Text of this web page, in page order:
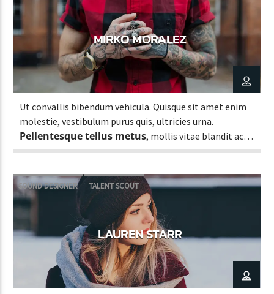
MIRKO MORALEZ
Ut convallis bibendum vehicula. Quisque sit amet enim
molestie, vestibulum purus quis, ultricies urna.
Pellentesque tellus metus, mollis vitae blandit ac,
lobortis a justo.
SOUND DESIGNER TALENT SCOUT
LAUREN STARR